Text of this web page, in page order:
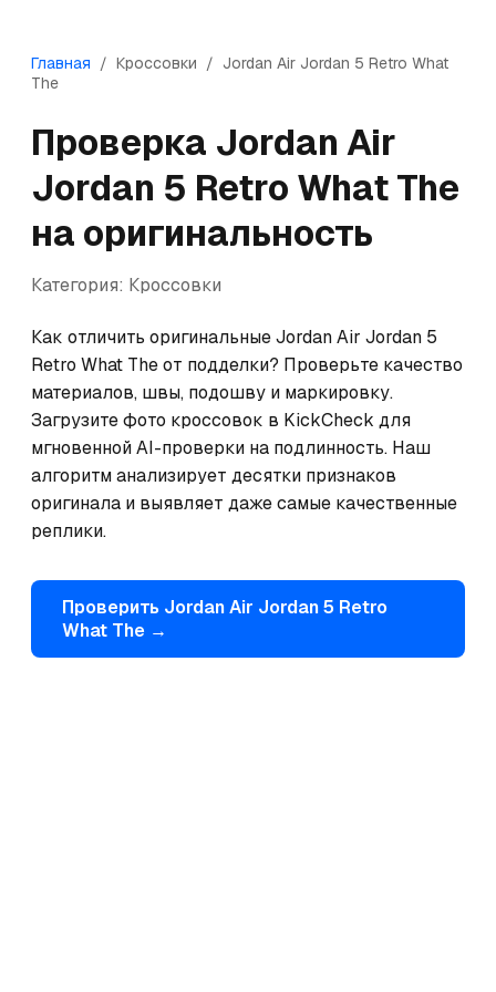
Главная / Кроссовки / Jordan Air Jordan 5 Retro What
The
Проверка Jordan Air
Jordan 5 Retro What The
на оригинальность
Категория: Кроссовки
Как отличить оригинальные Jordan Air Jordan 5
Retro What The от подделки? Проверьте качество
материалов, швы, подошву и маркировку.
Загрузите фото кроссовок в KickCheck для
мгновенной AI-проверки на подлинность. Наш
алгоритм анализирует десятки признаков
оригинала и выявляет даже самые качественные
реплики.
Проверить JordanAir Jordan 5 Retro
What The →